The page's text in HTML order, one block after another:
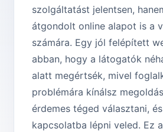
szolgáltatást jelentsen,
átgondolt online alapot is a
számára. Egy jól felépített
abban, hogy a látogatók
alatt megértsék, mivel
problémára kínálsz
érdemes téged választani,
kapcsolatba lépni veled. Ez